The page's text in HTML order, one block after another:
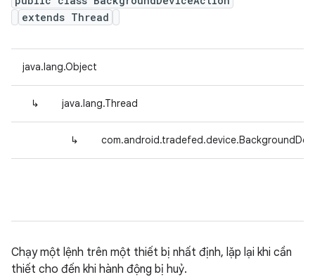
extends Thread
java.lang.Object
↳ java.lang.Thread
↳
Chạy một lệnh trên một thiết bị nhất định, lặp lại khi cần
thiết cho đến khi hành động bị huỷ.